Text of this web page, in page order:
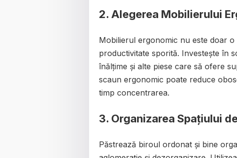
2.Alegerea Mobilierului
Mobilierul ergonomic nu este doar
productivitate sporită. Investește în
înălțime și alte piese care să ofere
scaun ergonomic poate reduce
timp concentrarea.
3. Organizarea Spațiului
Păstrează biroul ordonat și bine